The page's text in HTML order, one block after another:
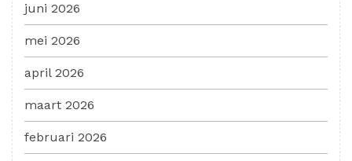
juni 2026
mei 2026
april 2026
maart 2026
februari 2026